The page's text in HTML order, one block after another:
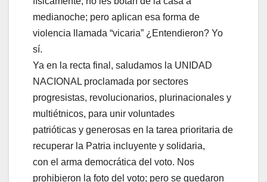
medianoche; pero aplican esa forma de
violencia llamada “vicaria” ¿Entendieron? Yo
sí.
Ya en la recta final, saludamos la UNIDAD
NACIONAL proclamada por sectores
progresistas, revolucionarios, plurinacionales y
multiétnicos, para unir voluntades
patrióticas y generosas en la tarea prioritaria de
recuperar la Patria incluyente y solidaria,
con el arma democrática del voto. Nos
prohibieron la foto del voto; pero se quedaron